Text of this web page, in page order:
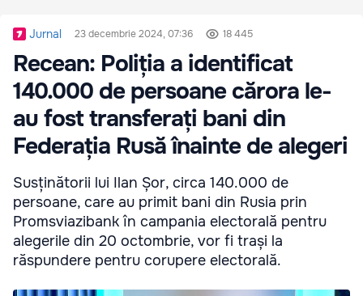
Jurnal 23 decembrie 2024, 07:36 18 445
Recean: Poliția a identificat
140.000 de persoane cărora le-
au fost transferați bani din
Federația Rusă înainte de alegeri
Susținătorii lui Ilan Șor, circa 140.000 de
persoane, care au primit bani din Rusia prin
Promsviazibank în campania electorală pentru
alegerile din 20 octombrie, vor fi trași la
răspundere pentru corupere electorală.